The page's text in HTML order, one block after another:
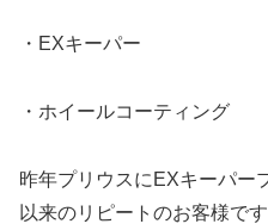
・EXキーパー
・ホイールコーティング
昨年プリウスにEXキーパー
以来のリピートのお客様です